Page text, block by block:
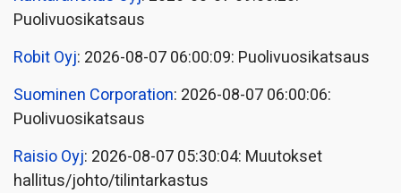
Puolivuosikatsaus
Robit Oyj: 2026-08-07 06:00:09: Puolivuosikatsaus
Suominen Corporation: 2026-08-07 06:00:06:
Puolivuosikatsaus
Raisio Oyj: 2026-08-07 05:30:04: Muutokset
hallitus/johto/tilintarkastus